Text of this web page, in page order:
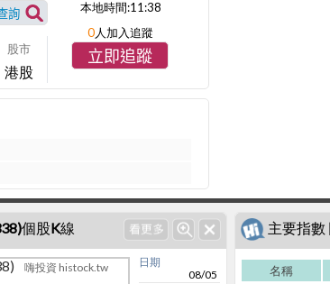
股市
港股
本地時間:11:38
0人加入追蹤
立即追蹤
個股K線
嗨投資 histock.tw
日期
08/05
主要指數
名稱